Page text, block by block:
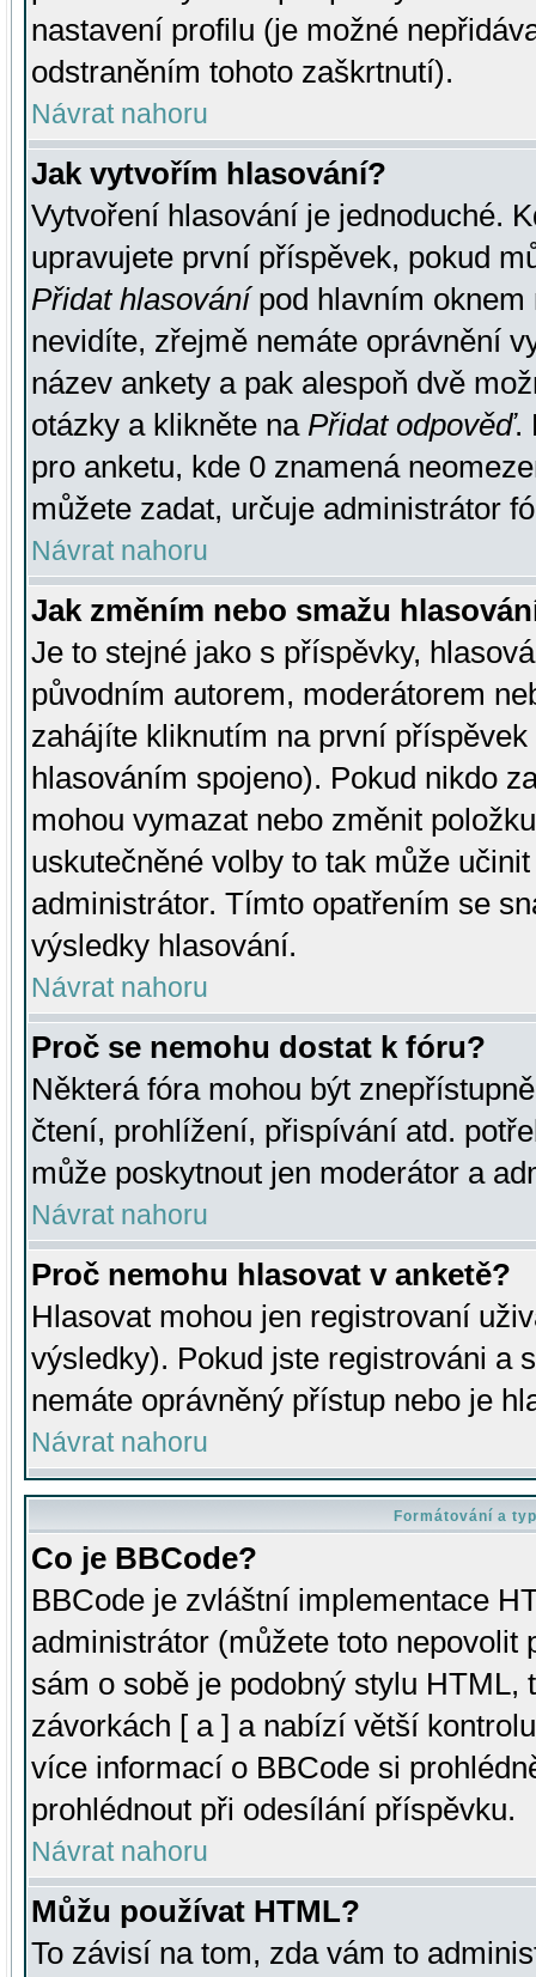
nastavení profilu (je možné
odstraněním tohoto zaškrtnutí).
Návrat nahoru
Jak vytvořím hlasování?
Vytvoření hlasování je jednoduché.
upravujete první příspěvek, pokud
Přidat hlasovánípod hlavním oknem
nevidíte, zřejmě nemáte oprávnění
název ankety a pak alespoň dvě
otázky a klikněte na Přidat odpověď.
pro anketu, kde 0 znamená
můžete zadat, určuje administrátor
Návrat nahoru
Jak změním nebo smažu
Je to stejné jako s příspěvky,
původním autorem, moderátorem
zahájíte kliknutím na první
hlasováním spojeno). Pokud nikdo
mohou vymazat nebo změnit
uskutečněné volby to tak může
administrátor. Tímto opatřením se
výsledky hlasování.
Návrat nahoru
Proč se nemohu dostat k fóru?
Některá fóra mohou být
čtení, prohlížení, přispívání atd.
může poskytnout jen moderátor a
Návrat nahoru
Proč nemohu hlasovat v anketě?
Hlasovat mohou jen registrovaní
výsledky). Pokud jste registrováni a
nemáte oprávněný přístup nebo je
Návrat nahoru
Formátování a
Co je BBCode?
BBCode je zvláštní implementace
administrátor (můžete toto
sám o sobě je podobný stylu HTML,
závorkách [ a ] a nabízí větší
více informací o BBCode si
prohlédnout při odesílání příspěvku.
Návrat nahoru
Můžu používat HTML?
To závisí na tom, zda vám to